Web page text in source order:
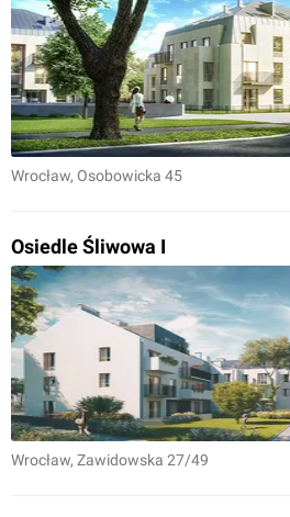
Wrocław, Osobowicka 45
Osiedle Śliwowa I
Wrocław, Zawidowska 27/49